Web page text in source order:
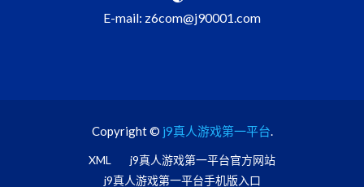
E-mail: z6com@j90001.com
Copyright © j9真人游戏第一平台.
XML
j9真人游戏第一平台官方网站
j9真人游戏第一平台手机版入口